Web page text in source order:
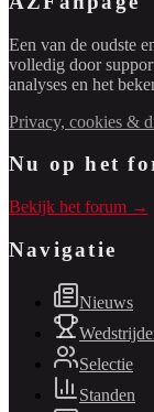
Een van de oudste
volledig door
analyses en het
Privacy, cookies &
Nu op het
Bekijk het forum →
Navigatie
Nieuws
Selectie
Standen